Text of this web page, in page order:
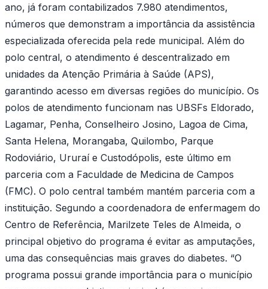
ano, já foram contabilizados 7.980 atendimentos,
números que demonstram a importância da assistência
especializada oferecida pela rede municipal. Além do
polo central, o atendimento é descentralizado em
unidades da Atenção Primária à Saúde (APS),
garantindo acesso em diversas regiões do município. Os
polos de atendimento funcionam nas UBSFs Eldorado,
Lagamar, Penha, Conselheiro Josino, Lagoa de Cima,
Santa Helena, Morangaba, Quilombo, Parque
Rodoviário, Ururaí e Custodópolis, este último em
parceria com a Faculdade de Medicina de Campos
(FMC). O polo central também mantém parceria com a
instituição. Segundo a coordenadora de enfermagem do
Centro de Referência, Marilzete Teles de Almeida, o
principal objetivo do programa é evitar as amputações,
uma das consequências mais graves do diabetes. “O
programa possui grande importância para o município